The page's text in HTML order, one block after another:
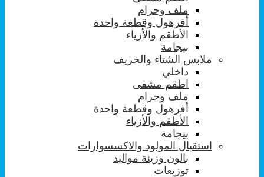
ملف وحرام
أفرهول وقطعة واحدة
الأطقم والأزياء
بيجامة
ملابس الشتاء والخريف
داخلي
اطقم مشفى
ملف وحرام
أفرهول وقطعة واحدة
الأطقم والأزياء
بيجامة
استقبال المولود والاكسسوارات
بالون وزينة مواليد
توزيعات